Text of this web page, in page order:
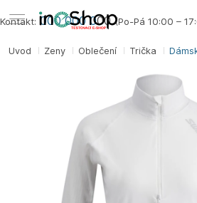
Úvod Ženy Oblečení Trička
Kontakt: 000 000 000(Po-Pá 10:00 –